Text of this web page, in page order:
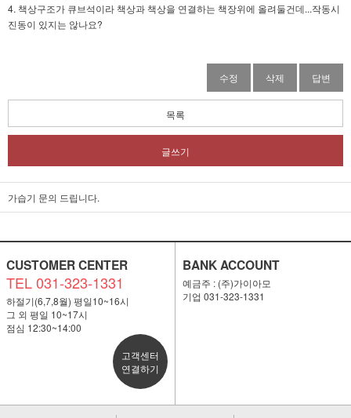
4. 책상구조가 큐브석이라 책상과 책상을 연결하는 책장위에 올려둘건데...작동시
진동이 있지는 않나요?
수정 삭제 답변
목록
글쓰기
가습기 문의 드립니다.
CUSTOMER CENTER
TEL 031-323-1331
하절기(6,7,8월) 평일10~16시
그 외 평일 10~17시
점심 12:30~14:00
고객센터
연결하기
BANK ACCOUNT
예금주 : (주)가이아모
기업 031-323-1331